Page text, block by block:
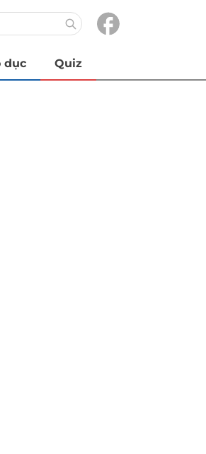
dục Quiz